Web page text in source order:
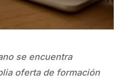
se encuentra
oferta de formación